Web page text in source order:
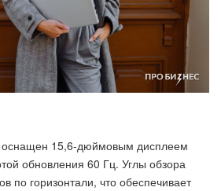
оснащен 15,6-дюймовым дисплеем
обновления 60 Гц. Углы обзора
по горизонтали, что обеспечивает